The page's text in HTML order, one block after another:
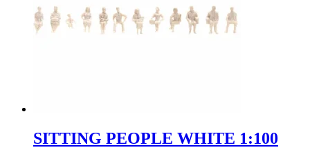
SITTING PEOPLE WHITE 1:100